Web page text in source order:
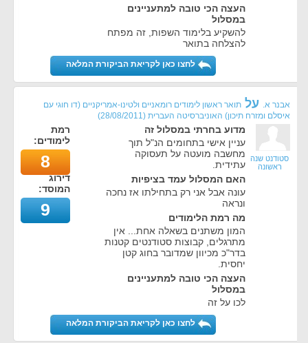
העצה הכי טובה למתעניינים
במסלול
להשקיע בלימוד השפות, זה מפתח
להצלחה בתואר
לחצו כאן לקריאת הביקורת המלאה
אבנר א. על תואר ראשון לימודים רומאניים ולטינו-אמריקניים (דו חוגי עם
איסלם ומזרח תיכון) האוניברסיטה העברית (
28/08/2011
)
סטודנט שנה
ראשונה
מדוע בחרתי במסלול זה
עניין אישי בתחומים הנ"ל תוך
מחשבה מועטה על תעסוקה
עתידית.
האם המסלול עמד בציפיות
עונה אבל אני רק בתחילתו אז נחכה
ונראה
מה רמת הלימודים
המון משתנים בשאלה אחת... אין
מתרגלים, קבוצות סטודנטים קטנות
בדר"כ מכיוון שמדובר בחוג קטן
יחסית.
העצה הכי טובה למתעניינים
במסלול
לכו על זה
רמת
לימודים:
8
דירוג
המוסד:
9
לחצו כאן לקריאת הביקורת המלאה